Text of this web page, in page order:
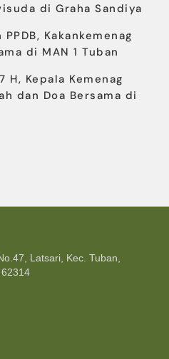
di Graha Sandiya
Kakankemenag
di MAN 1 Tuban
H, Kepala Kemenag
dan Doa Bersama di
Latsari, Kec. Tuban,